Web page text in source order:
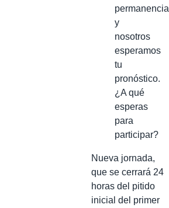
permanencia
y
nosotros
esperamos
tu
pronóstico.
¿A qué
esperas
para
participar?
Nueva jornada,
que se cerrará 24
horas del pitido
inicial del primer